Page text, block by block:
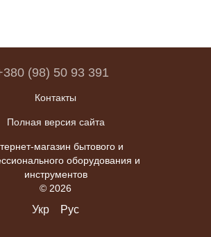
(98) 50 93 391
Контакты
Полная версия сайта
магазин бытового и
оборудования и
инструментов
© 2026
Укр Рус